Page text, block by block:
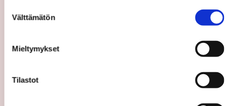
valinta
Välttämätön
Mieltymykset
Tilastot